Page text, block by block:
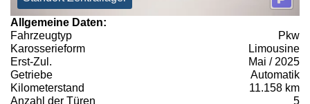
Allgemeine Daten:
Fahrzeugtyp
Pkw
Karosserieform
Limousine
Erst-Zul.
Mai / 2025
Getriebe
Automatik
Kilometerstand
11.158 km
Anzahl der Türen
5